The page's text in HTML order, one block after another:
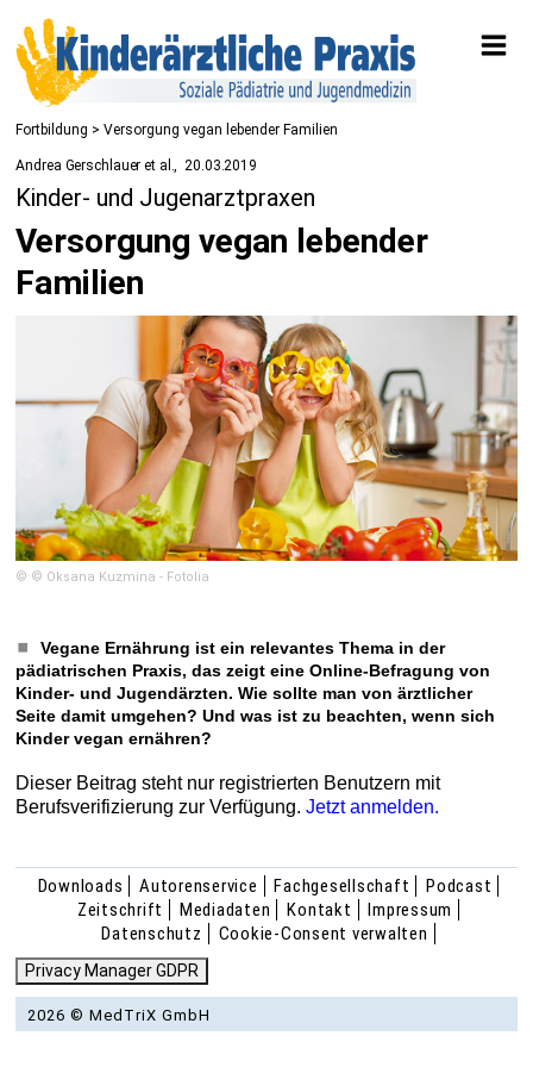
Fortbildung > Versorgung vegan lebender Familien
Andrea Gerschlauer et al. 20.03.2019
Kinder- und Jugenarztpraxen
Versorgung vegan lebender
Familien
© © Oksana Kuzmina - Fotolia
Vegane Ernährung ist ein relevantes Thema in der
pädiatrischen Praxis, das zeigt eine Online-Befragung von
Kinder- und Jugendärzten. Wie sollte man von ärztlicher
Seite damit umgehen? Und was ist zu beachten, wenn sich
Kinder vegan ernähren?
Dieser Beitrag steht nur registrierten Benutzern mit
Berufsverifizierung zur Verfügung.Jetzt anmelden.
Downloads Autorenservice Fachgesellschaft
Podcast
Zeitschrift
Mediadaten Kontakt
Impressum
Datenschutz
Cookie-Consent verwalten
Privacy Manager GDPR
2026 © MedTriX GmbH